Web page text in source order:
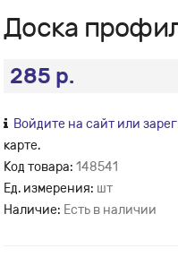
Доска
285 р.
Войдите на сайт или
карте.
Код товара: 148541
Ед. измерения: шт
Наличие: Есть в наличии